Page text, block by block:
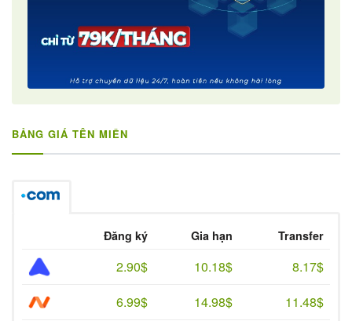
BẢNG GIÁ TÊN MIỀN
Đăng ký Gia hạn Transfer
2.90$ 10.18$
8.17$
6.99$
14.98$
11.48$